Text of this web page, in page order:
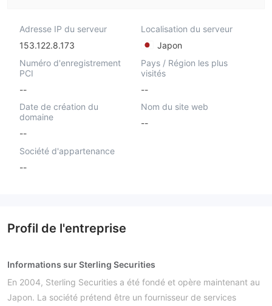
Adresse IP du serveur
153.122.8.173
Localisation du serveur
Japon
Numéro d'enregistrement
PCI
--
Pays / Région les plus
visités
--
Date de création du
domaine
--
Nom du site web
--
Société d'appartenance
--
Profil de l'entreprise
Informations sur Sterling Securities
En 2004, Sterling Securities a été fondé et opère maintenant au
Japon. La société prétend être un fournisseur de services